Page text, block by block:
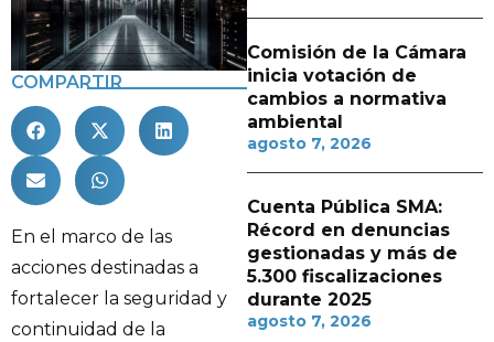
COMPARTIR
En el marco de las
acciones destinadas a
fortalecer la seguridad y
continuidad de la
Comisión de la Cámara
inicia votación de
cambios a normativa
ambiental
agosto 7, 2026
Cuenta Pública SMA:
Récord en denuncias
gestionadas y más de
5.300 fiscalizaciones
durante 2025
agosto 7, 2026